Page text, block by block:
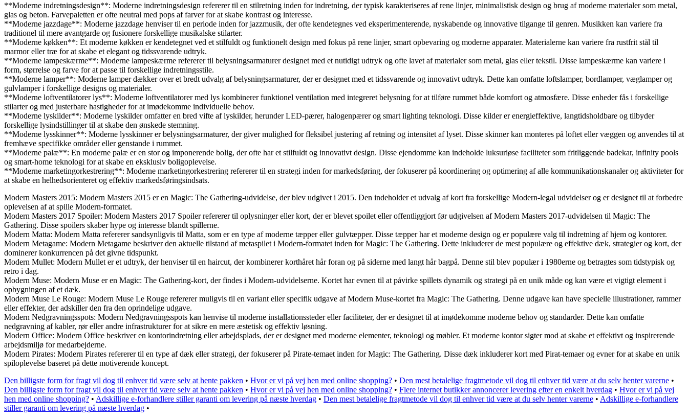
**Moderne indretningsdesign**: Moderne indretningsdesign refererer til en stilretning inden for indretning, der typisk karakteriseres af rene linjer, minimalistisk design og brug af moderne materialer som metal,
glas og beton. Farvepaletten er ofte neutral med pops af farver for at skabe kontrast og interesse.
**Moderne jazzdage**: Moderne jazzdage henviser til en periode inden for jazzmusik, der ofte kendetegnes ved eksperimenterende, nyskabende og innovative tilgange til genren. Musikken kan variere fra
traditionel til mere avantgarde og fusionere forskellige musikalske stilarter.
**Moderne køkken**: Et moderne køkken er kendetegnet ved et stilfuldt og funktionelt design med fokus på rene linjer, smart opbevaring og moderne apparater. Materialerne kan variere fra rustfrit stål til
marmor eller træ for at skabe et elegant og tidssvarende udtryk.
**Moderne lampeskærme**: Moderne lampeskærme refererer til belysningsarmaturer designet med et nutidigt udtryk og ofte lavet af materialer som metal, glas eller tekstil. Disse lampeskærme kan variere i
form, størrelse og farve for at passe til forskellige indretningsstile.
**Moderne lamper**: Moderne lamper dækker over et bredt udvalg af belysningsarmaturer, der er designet med et tidssvarende og innovativt udtryk. Dette kan omfatte loftslamper, bordlamper, væglamper og
gulvlamper i forskellige designs og materialer.
**Moderne loftventilatorer lys**: Moderne loftventilatorer med lys kombinerer funktionel ventilation med integreret belysning for at tilføre rummet både komfort og atmosfære. Disse enheder fås i forskellige
stilarter og med justerbare hastigheder for at imødekomme individuelle behov.
**Moderne lyskilder**: Moderne lyskilder omfatter en bred vifte af lyskilder, herunder LED-pærer, halogenpærer og smart lighting teknologi. Disse kilder er energieffektive, langtidsholdbare og tilbyder
forskellige lysindstillinger til at skabe den ønskede stemning.
**Moderne lysskinner**: Moderne lysskinner er belysningsarmaturer, der giver mulighed for fleksibel justering af retning og intensitet af lyset. Disse skinner kan monteres på loftet eller væggen og anvendes til at
fremhæve specifikke områder eller genstande i rummet.
**Moderne palæ**: En moderne palæ er en stor og imponerende bolig, der ofte har et stilfuldt og innovativt design. Disse ejendomme kan indeholde luksuriøse faciliteter som fritliggende badekar, infinity pools
og smart-home teknologi for at skabe en eksklusiv boligoplevelse.
**Moderne marketingorkestrering**: Moderne marketingorkestrering refererer til en strategi inden for markedsføring, der fokuserer på koordinering og optimering af alle kommunikationskanaler og aktiviteter for
at skabe en helhedsorienteret og effektiv markedsføringsindsats.
Modern Masters 2015: Modern Masters 2015 er en Magic: The Gathering-udvidelse, der blev udgivet i 2015. Den indeholder et udvalg af kort fra forskellige Modern-legal udvidelser og er designet til at forbedre
oplevelsen af at spille Modern-formatet.
Modern Masters 2017 Spoiler: Modern Masters 2017 Spoiler refererer til oplysninger eller kort, der er blevet spoilet eller offentliggjort før udgivelsen af Modern Masters 2017-udvidelsen til Magic: The
Gathering. Disse spoilers skaber hype og interesse blandt spillerne.
Modern Matta: Modern Matta refererer sandsynligvis til Matta, som er en type af moderne tæpper eller gulvtæpper. Disse tæpper har et moderne design og er populære valg til indretning af hjem og kontorer.
Modern Metagame: Modern Metagame beskriver den aktuelle tilstand af metaspilet i Modern-formatet inden for Magic: The Gathering. Dette inkluderer de mest populære og effektive dæk, strategier og kort, der
dominerer konkurrencen på det givne tidspunkt.
Modern Mullet: Modern Mullet er et udtryk, der henviser til en haircut, der kombinerer korthåret hår foran og på siderne med langt hår bagpå. Denne stil blev populær i 1980erne og betragtes som tidstypisk og
retro i dag.
Modern Muse: Modern Muse er en Magic: The Gathering-kort, der findes i Modern-udvidelserne. Kortet har evnen til at påvirke spillets dynamik og strategi på en unik måde og kan være et vigtigt element i
opbygningen af et dæk.
Modern Muse Le Rouge: Modern Muse Le Rouge refererer muligvis til en variant eller specifik udgave af Modern Muse-kortet fra Magic: The Gathering. Denne udgave kan have specielle illustrationer, rammer
eller effekter, der adskiller den fra den oprindelige udgave.
Modern Nedgravningsspots: Modern Nedgravningsspots kan henvise til moderne installationssteder eller faciliteter, der er designet til at imødekomme moderne behov og standarder. Dette kan omfatte
nedgravning af kabler, rør eller andre infrastrukturer for at sikre en mere æstetisk og effektiv løsning.
Modern Office: Modern Office beskriver en kontorindretning eller arbejdsplads, der er designet med moderne elementer, teknologi og møbler. Et moderne kontor sigter mod at skabe et effektivt og inspirerende
arbejdsmiljø for medarbejderne.
Modern Pirates: Modern Pirates refererer til en type af dæk eller strategi, der fokuserer på Pirate-temaet inden for Magic: The Gathering. Disse dæk inkluderer kort med Pirat-temaer og evner for at skabe en unik
spiloplevelse baseret på dette motiverende koncept.
Den billigste form for fragt vil dog til enhver tid være selv at hente pakken • Hvor er vi på vej hen med online shopping? • Den mest betalelige fragtmetode vil dog til enhver tid være at du selv henter varerne •
Den billigste form for fragt vil dog til enhver tid være selv at hente pakken • Hvor er vi på vej hen med online shopping? • Flere internet butikker annoncerer levering efter en enkelt hverdag • Hvor er vi på vej
hen med online shopping? • Adskillige e-forhandlere stiller garanti om levering på næste hverdag • Den mest betalelige fragtmetode vil dog til enhver tid være at du selv henter varerne • Adskillige e-forhandlere
stiller garanti om levering på næste hverdag •